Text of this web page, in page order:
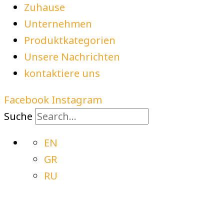
Zuhause
Unternehmen
Produktkategorien
Unsere Nachrichten
kontaktiere uns
Facebook Instagram
Suche
EN
GR
RU